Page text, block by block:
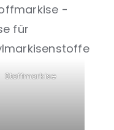
Stoffmarkise